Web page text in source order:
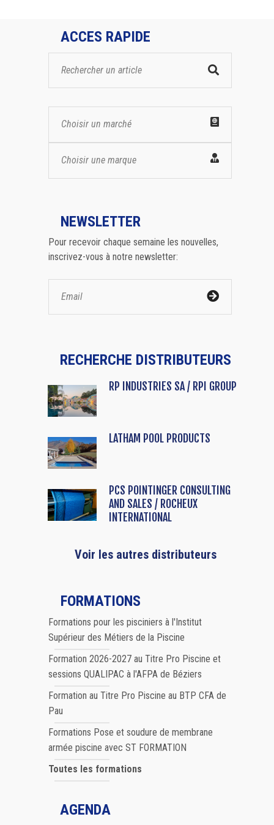
ACCES RAPIDE
Choisir un marché
Choisir une marque
NEWSLETTER
Pour recevoir chaque semaine les nouvelles,
inscrivez-vous à notre newsletter:
RECHERCHE DISTRIBUTEURS
RP INDUSTRIES SA / RPI GROUP
LATHAM POOL PRODUCTS
PCS POINTINGER CONSULTING
AND SALES / ROCHEUX
INTERNATIONAL
Voir les autres distributeurs
FORMATIONS
Formations pour les pisciniers à l'Institut
Supérieur des Métiers de la Piscine
Formation 2026-2027 au Titre Pro Piscine et
sessions QUALIPAC à l'AFPA de Béziers
Formation au Titre Pro Piscine au BTP CFA de
Pau
Formations Pose et soudure de membrane
armée piscine avec ST FORMATION
Toutes les formations
AGENDA